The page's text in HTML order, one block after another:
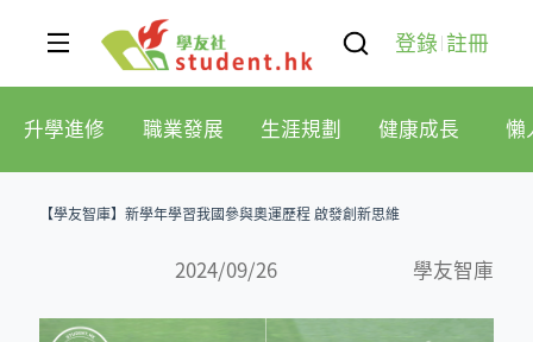
登錄 註冊
升學進修 職業發展 生涯規劃 健康成長 懶
【學友智庫】新學年學習我國參與奧運歷程 啟發創新思維
2024/09/26 學友智庫